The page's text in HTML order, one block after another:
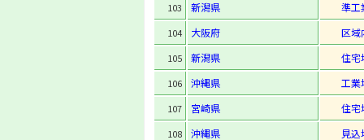
103 新潟県 準工
104 大阪府 区域
105 新潟県 住宅
106 沖縄県 工業
107 宮崎県 住宅
108 沖縄県 見込